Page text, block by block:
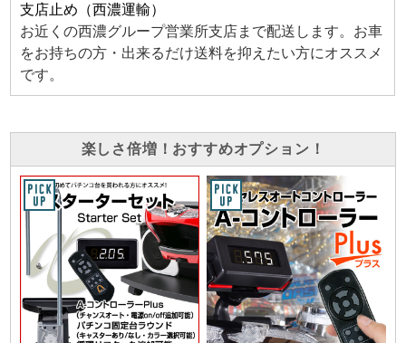
支店止め（西濃運輸）
お近くの西濃グループ営業所支店まで配送します。お車
をお持ちの方・出来るだけ送料を抑えたい方にオススメ
です。
楽しさ倍増！おすすめオプション！